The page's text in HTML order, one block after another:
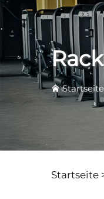
Startseite
Startseite